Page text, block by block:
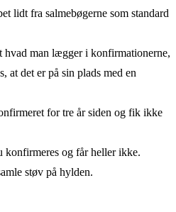
lidt fra salmebøgerne som standard
man lægger i konfirmationerne,
at det er på sin plads med en
for tre år siden og fik ikke
konfirmeres og får heller ikke.
støv på hylden.